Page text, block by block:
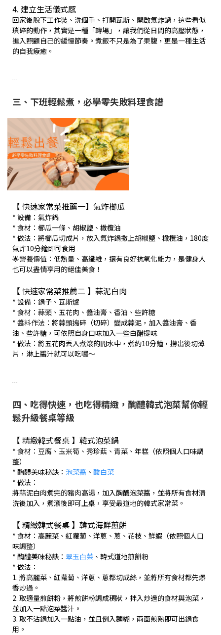
4. 建立生活儀式感
回家後脫下工作裝、洗個手、打開瓦斯、開啟氣炸鍋，這些看似
瑣碎的動作，其實是一種「轉場」，讓我們從日間的高壓狀態，
進入照顧自己的緩慢節奏。煮飯不只是為了果腹，更是一種生活
的自我療癒。
三、下班輕鬆煮，必學零失敗料理食譜
【 快速家常菜推薦一】氣炸櫛瓜
* 設備：氣炸鍋
* 食材：櫛瓜一條、胡椒鹽、橄欖油
* 做法：將櫛瓜切成片，放入氣炸鍋撒上胡椒鹽、橄欖油，180度
氣炸10分鐘即可食用
🌟營養價值：低熱量、高纖維，還有良好抗氧化能力，是健身人
也可以盡情享用的絕佳美食！
【 快速家常菜推薦二 】蒜泥白肉
* 設備：鍋子、瓦斯爐
* 食材：蒜頭、五花肉、醬油膏、香油、些許糖
* 醬料作法：將蒜頭搗碎（切碎）變成蒜泥，加入醬油膏、香
油、些許糖，可依照自身口味加入一些白醋提味
* 做法：將五花肉丟入煮滾的開水中，煮約10分鐘，撈出後切薄
片，淋上醬汁就可以吃囉～
...
四、吃得快速，也吃得精緻，醄醴韓式泡菜幫你輕
鬆升級餐桌等級
【 精緻韓式餐桌 】韓式泡菜鍋
* 食材：豆腐、玉米筍、秀珍菇、青菜、年糕（依照個人口味調
整）
* 醄醴美味秘訣： 泡菜醬 、 酸白菜
* 做法：
將蒜泥白肉煮完的豬肉高湯，加入醄醴泡菜醬，並將所有食材清
洗後加入，煮滾後即可上桌，享受最道地的韓式家常菜。
【 精緻韓式餐桌 】韓式海鮮煎餅
* 食材：高麗菜、紅蘿蔔、洋蔥、蔥、花枝、鮮蝦（依照個人口
味調整）
* 醄醴美味秘訣： 翠玉白菜 、韓式道地煎餅粉
* 做法：
1. 將高麗菜、紅蘿蔔、洋蔥、蔥都切成絲，並將所有食材都先爆
香炒過。
2. 取適量煎餅粉，將煎餅粉調成稠狀，拌入炒過的食材與泡菜，
並加入一點泡菜醬汁。
3. 取不沾鍋加入一點油，並且倒入麵糊，兩面煎熟即可出鍋食
用。